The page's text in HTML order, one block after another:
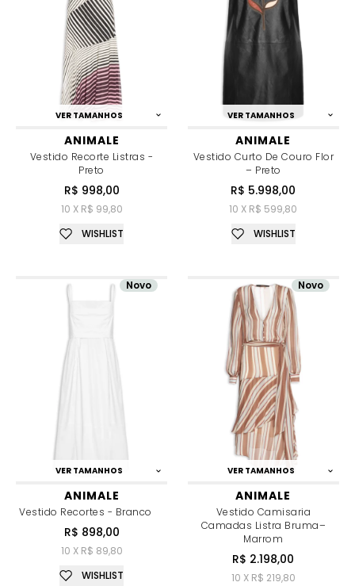
VER TAMANHOS
ANIMALE
Vestido Recorte Listras -
Preto
R$ 998,00
10 X R$ 99,80
WISHLIST
VER TAMANHOS
ANIMALE
Vestido Curto De Couro Flor
– Preto
R$ 5.998,00
10 X R$ 599,80
WISHLIST
VER TAMANHOS
ANIMALE
Vestido Recortes - Branco
R$ 898,00
10 X R$ 89,80
Novo
WISHLIST
VER TAMANHOS
ANIMALE
Vestido Camisaria
Camadas Listra Bruma–
Marrom
R$ 2.198,00
10 X R$ 219,80
Novo